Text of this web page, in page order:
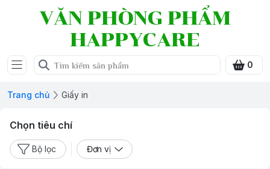
VĂN PHÒNG PHẨM
HAPPYCARE
0
Trang chủ Giấy in
Chọn tiêu chí
Bộ lọc Đơn vị